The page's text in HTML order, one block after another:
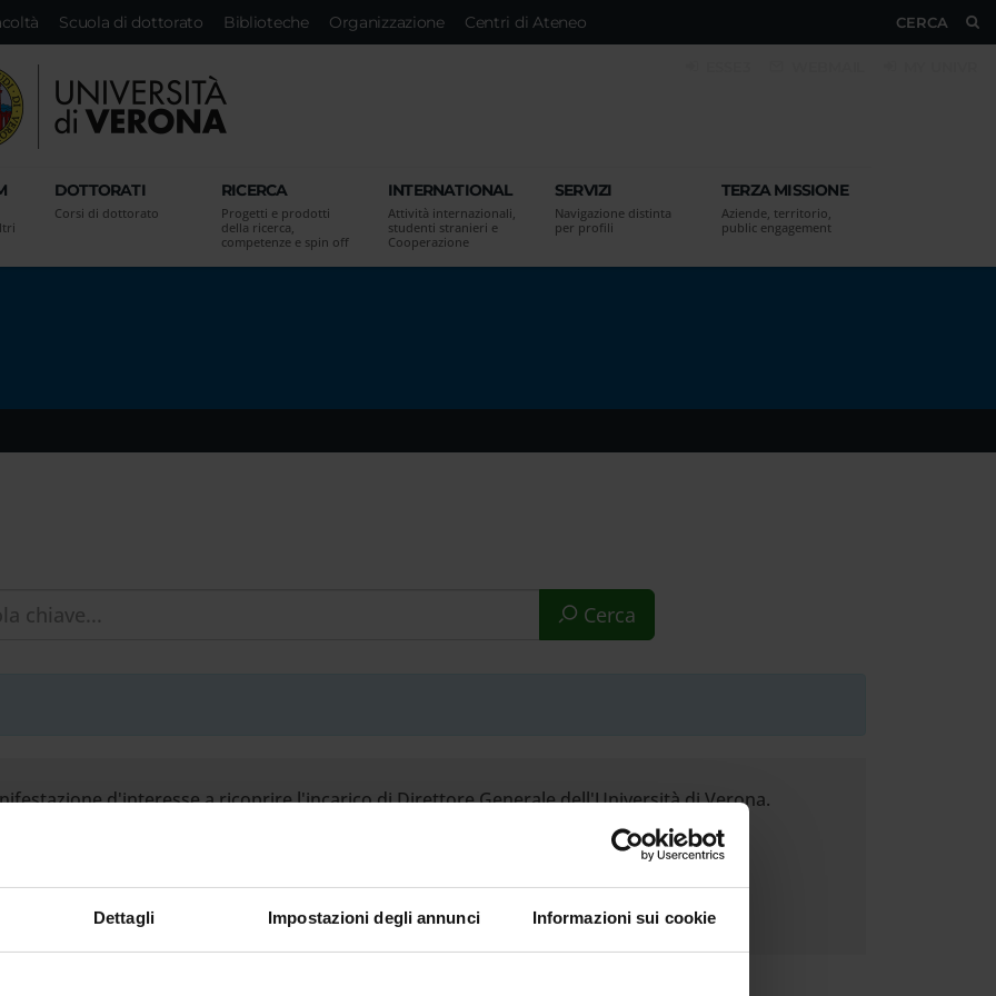
Dettagli Impostazioni degli annunci Informazioni sui cookie
CERCA
Scuola di dottorato Biblioteche Organizzazione Centri di Ateneo
DOTTORATI
Corsi di dottorato
RICERCA
Progetti e prodotti
della ricerca,
competenze e spin off
INTERNATIONAL
Attività internazionali,
studenti stranieri e
Cooperazione
SERVIZI
Navigazione distinta
per profili
TERZA MISSIONE
Aziende, territorio,
public engagement
Cerca
d'interesse a ricoprire l'incarico di Direttore Generale dell'Università di Verona.